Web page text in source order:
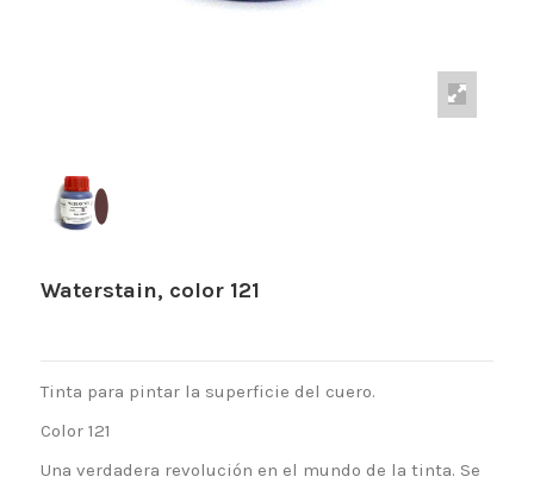
Waterstain, color 121
Tinta para pintar la superficie del cuero.
Color 121
Una verdadera revolución en el mundo de la tinta. Se